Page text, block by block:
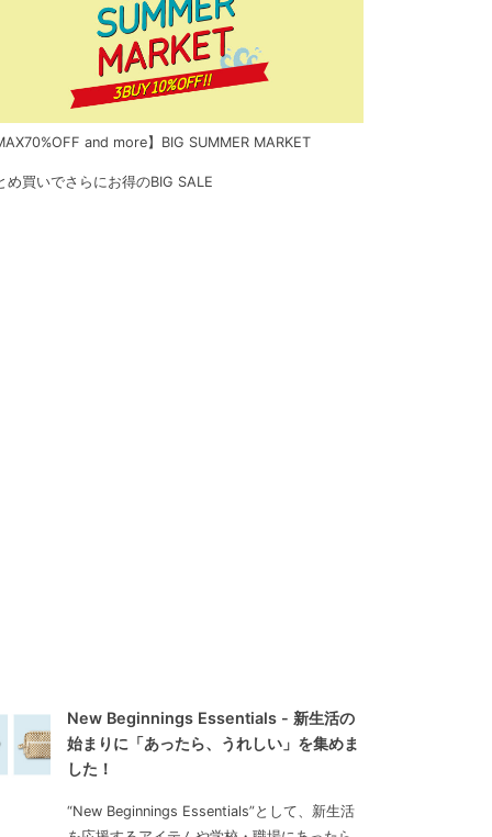
and more】BIG SUMMER MARKET
め買いでさらにお得のBIG SALE
New Beginnings Essentials - 新生活の
始まりに「あったら、うれしい」を集めま
した！
“New Beginnings Essentials”として、新生活